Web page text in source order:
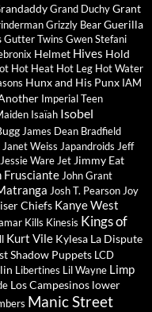
Grand DuchyGrant
Grizzly BearGuerilla
Gutter Twins Gwen Stefani
Helmet Hives Hold
Hot Heat Hot Leg Hot Water
Hunx and His Punx IAM
Imperial Teen
Isaïah Isobel
James Dean Bradfield
Janet Weiss Japandroids Jeff
Jessie Ware Jet Jimmy Eat
Frusciante John Grant
Josh T. Pearson Joy
Chiefs Kanye West
Kills Kinesis Kings of
Kurt Vile Kylesa La Dispute
Shadow Puppets LCD
Libertines Lil Wayne Limp
Los Campesinos lower
Manic Street